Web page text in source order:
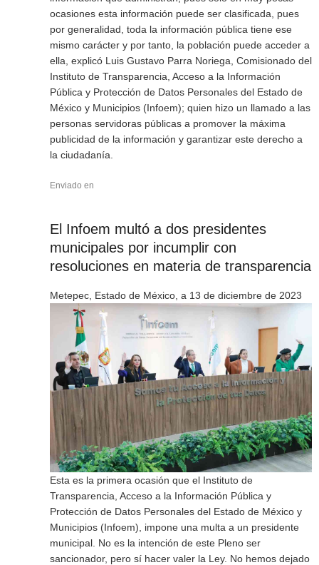
ocasiones esta información puede ser clasificada, pues
por generalidad, toda la información pública tiene ese
mismo carácter y por tanto, la población puede acceder a
ella, explicó Luis Gustavo Parra Noriega, Comisionado del
Instituto de Transparencia, Acceso a la Información
Pública y Protección de Datos Personales del Estado de
México y Municipios (Infoem); quien hizo un llamado a las
personas servidoras públicas a promover la máxima
publicidad de la información y garantizar este derecho a
la ciudadanía.
Enviado en
El Infoem multó a dos presidentes
municipales por incumplir con
resoluciones en materia de transparencia
Metepec, Estado de México, a 13 de diciembre de 2023
Esta es la primera ocasión que el Instituto de
Transparencia, Acceso a la Información Pública y
Protección de Datos Personales del Estado de México y
Municipios (Infoem), impone una multa a un presidente
municipal. No es la intención de este Pleno ser
sancionador, pero sí hacer valer la Ley. No hemos dejado